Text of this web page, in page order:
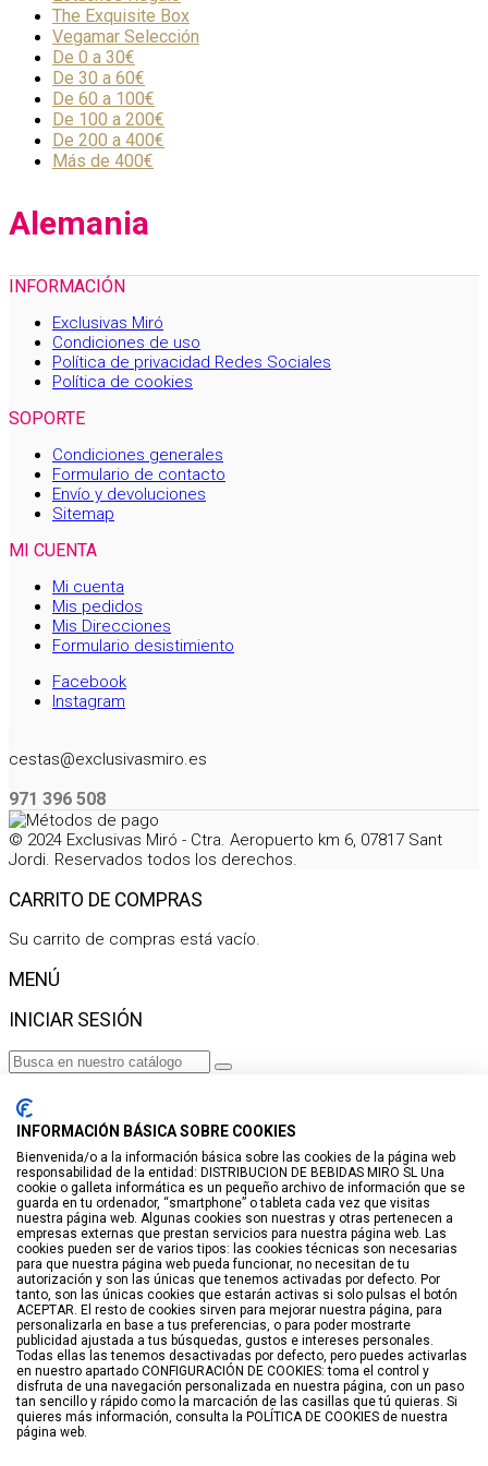
The Exquisite Box
Vegamar Selección
De 0 a 30€
De 30 a 60€
De 60 a 100€
De 100 a 200€
De 200 a 400€
Más de 400€
Alemania
INFORMACIÓN
Exclusivas Miró
Condiciones de uso
Política de privacidad Redes Sociales
Política de cookies
SOPORTE
Condiciones generales
Formulario de contacto
Envío y devoluciones
Sitemap
MI CUENTA
Mi cuenta
Mis pedidos
Mis Direcciones
Formulario desistimiento
Facebook
Instagram
cestas@exclusivasmiro.es
971 396 508
© 2024 Exclusivas Miró - Ctra. Aeropuerto km 6, 07817 Sant
Jordi. Reservados todos los derechos.
CARRITO DE COMPRAS
Su carrito de compras está vacío.
MENÚ
INICIAR SESIÓN
No se encontraron productos.
Iniciar sesión
VISTO RECIENTEMENTE
No hay productos
LISTA DE DESEOS
GUARDAR EN LISTA DE DESEOS
Crear
BUSCAR
Haga clic para más productos.
INFORMACIÓN BÁSICA SOBRE COOKIES
Bienvenida/o a la información básica sobre las cookies de la página web
responsabilidad de la entidad: DISTRIBUCION DE BEBIDAS MIRO SL Una
cookie o galleta informática es un pequeño archivo de información que se
guarda en tu ordenador, “smartphone” o tableta cada vez que visitas
nuestra página web. Algunas cookies son nuestras y otras pertenecen a
empresas externas que prestan servicios para nuestra página web. Las
cookies pueden ser de varios tipos: las cookies técnicas son necesarias
para que nuestra página web pueda funcionar, no necesitan de tu
autorización y son las únicas que tenemos activadas por defecto. Por
tanto, son las únicas cookies que estarán activas si solo pulsas el botón
ACEPTAR. El resto de cookies sirven para mejorar nuestra página, para
personalizarla en base a tus preferencias, o para poder mostrarte
publicidad ajustada a tus búsquedas, gustos e intereses personales.
Todas ellas las tenemos desactivadas por defecto, pero puedes activarlas
en nuestro apartado CONFIGURACIÓN DE COOKIES: toma el control y
disfruta de una navegación personalizada en nuestra página, con un paso
tan sencillo y rápido como la marcación de las casillas que tú quieras. Si
quieres más información, consulta la POLÍTICA DE COOKIES de nuestra
página web.